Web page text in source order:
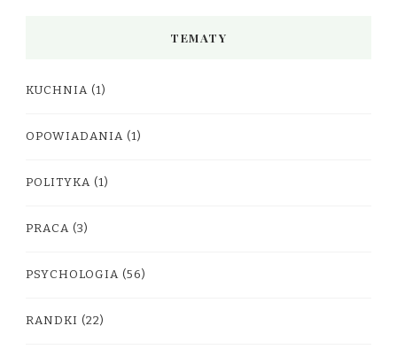
TEMATY
KUCHNIA (1)
OPOWIADANIA (1)
POLITYKA (1)
PRACA (3)
PSYCHOLOGIA (56)
RANDKI (22)